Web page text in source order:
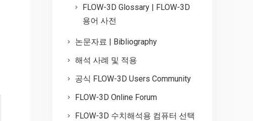
FLOW-3D Glossary | FLOW-3D
용어 사전
논문자료 | Bibliography
해석 사례 및 적용
공식 FLOW-3D Users Community
FLOW-3D Online Forum
FLOW-3D 수치해석용 컴퓨터 선택